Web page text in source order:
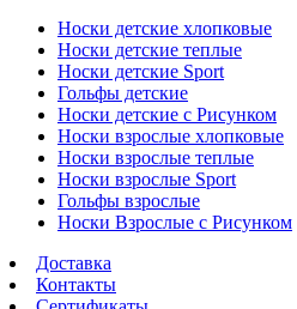
Носки детские хлопковые
Носки детские теплые
Носки детские Sport
Гольфы детские
Носки детские с Рисунком
Носки взрослые хлопковые
Носки взрослые теплые
Носки взрослые Sport
Гольфы взрослые
Носки Взрослые с Рисунком
Доставка
Контакты